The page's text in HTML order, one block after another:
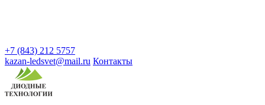
+7 (843) 212 5757
kazan-ledsvet@mail.ru Контакты